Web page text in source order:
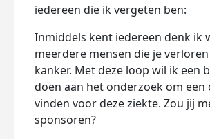
iedereen die ik vergeten ben:
Inmiddels kent iedereen denk ik
meerdere mensen die je
kanker. Met deze loop wil ik een
doen aan het onderzoek om een
vinden voor deze ziekte. Zou jij
sponsoren?